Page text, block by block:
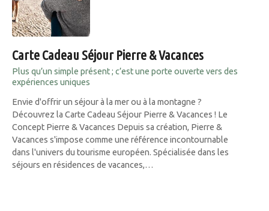
Carte Cadeau Séjour Pierre & Vacances
Plus qu’un simple présent ; c’est une porte ouverte vers des
expériences uniques
Envie d'offrir un séjour à la mer ou à la montagne ?
Découvrez la Carte Cadeau Séjour Pierre & Vacances ! Le
Concept Pierre & Vacances Depuis sa création, Pierre &
Vacances s'impose comme une référence incontournable
dans l'univers du tourisme européen. Spécialisée dans les
séjours en résidences de vacances,…